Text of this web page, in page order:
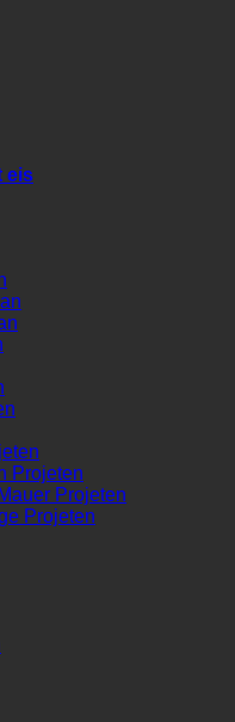
eis
Projeten
Projeten
Projeten